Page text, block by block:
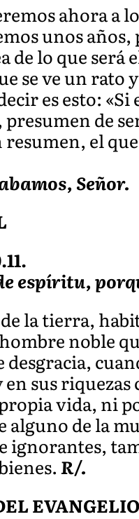
ahora a
unos
lo que será
se ve un rato
es esto:
de
el
Señor.
espíritu,
la tierra,
noble
desgracia,
sus
vida, ni
de la
ignorantes,
R/.